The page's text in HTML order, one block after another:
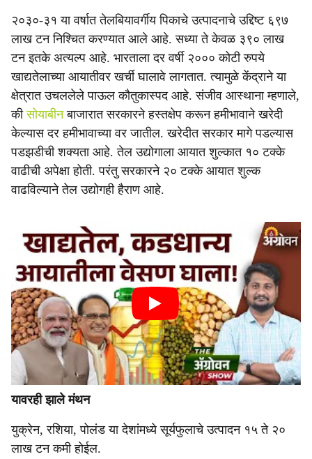
२०३०-३१ या वर्षात तेलबियावर्गीय पिकाचे उत्पादनाचे उद्दिष्ट ६९७
लाख टन निश्‍चित करण्यात आले आहे. सध्या ते केवळ ३९० लाख
टन इतके अत्यल्प आहे. भारताला दर वर्षी २००० कोटी रुपये
खाद्यतेलाच्या आयातीवर खर्ची घालावे लागतात. त्यामुळे केंद्राने या
क्षेत्रात उचललेले पाऊल कौतुकास्पद आहे. संजीव आस्थाना म्हणाले,
कीसोयाबीनबाजारात सरकारने हस्तक्षेप करून हमीभावाने खरेदी
केल्यास दर हमीभावाच्या वर जातील. खरेदीत सरकार मागे पडल्यास
पडझडीची शक्‍यता आहे. तेल उद्योगाला आयात शुल्कात १० टक्‍के
वाढीची अपेक्षा होती. परंतु सरकारने २० टक्‍के आयात शुल्क
वाढविल्याने तेल उद्योगही हैराण आहे.
यावरही झाले मंथन
युक्रेन, रशिया, पोलंड या देशांमध्ये सूर्यफुलाचे उत्पादन १५ ते २०
लाख टन कमी होईल.